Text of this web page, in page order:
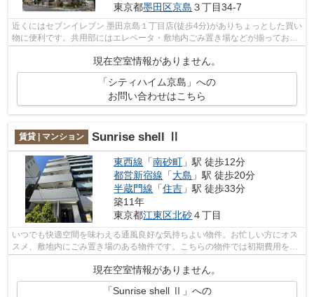
東京都墨田区京島 ３丁目34-7
近くにはセブンイレブン 墨田京島１丁目店(徒歩4分)がありちょっとした買い
物に便利です。共用部にはエレベータ・敷地内ごみ置き場などが揃っており
現在空室情報がありません。
「シティハイム京島」への
お問い合わせはこちら
賃貸 | マンション Sunrise shell Ⅱ
東西線 「南砂町 」駅 徒歩12分
都営新宿線 「大島 」駅 徒歩20分
半蔵門線 「住吉 」駅 徒歩33分
築11年
東京都江東区北砂４丁目
いつでも快適空間を味わえる通風良好な気持ちよい物件。お忙しい方にオス
スメ、敷地内にごみ置き場のある物件です。こちらの物件では初期費用をカ
ードでお支払いいただけます。2駅利用...
現在空室情報がありません。
「Sunrise shell Ⅱ」への